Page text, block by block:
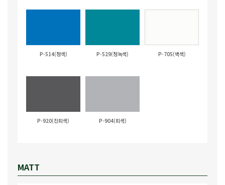
P-514(청색) P-529(청녹색) P-705(백색)
P-920(진회색) P-904(회색)
MATT